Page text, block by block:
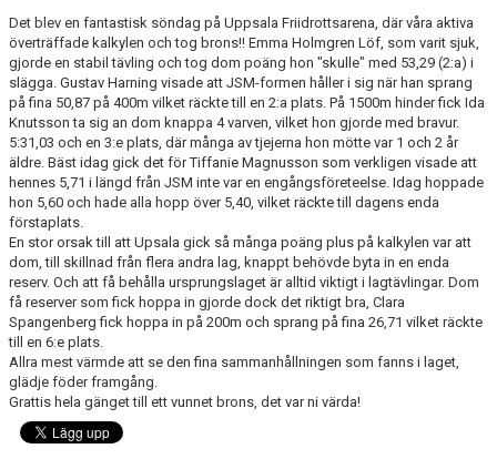
STATISTIK
Det blev en fantastisk söndag på Uppsala Friidrottsarena, där våra aktiva
överträffade kalkylen och tog brons!! Emma Holmgren Löf, som varit sjuk,
gjorde en stabil tävling och tog dom poäng hon "skulle" med 53,29 (2:a) i
slägga. Gustav Harning visade att JSM-formen håller i sig när han sprang
på fina 50,87 på 400m vilket räckte till en 2:a plats. På 1500m hinder fick Ida
Knutsson ta sig an dom knappa 4 varven, vilket hon gjorde med bravur.
5:31,03 och en 3:e plats, där många av tjejerna hon mötte var 1 och 2 år
äldre. Bäst idag gick det för Tiffanie Magnusson som verkligen visade att
hennes 5,71 i längd från JSM inte var en engångsföreteelse. Idag hoppade
hon 5,60 och hade alla hopp över 5,40, vilket räckte till dagens enda
förstaplats.
En stor orsak till att Upsala gick så många poäng plus på kalkylen var att
dom, till skillnad från flera andra lag, knappt behövde byta in en enda
reserv. Och att få behålla ursprungslaget är alltid viktigt i lagtävlingar. Dom
få reserver som fick hoppa in gjorde dock det riktigt bra, Clara
Spangenberg fick hoppa in på 200m och sprang på fina 26,71 vilket räckte
till en 6:e plats.
Allra mest värmde att se den fina sammanhållningen som fanns i laget,
glädje föder framgång.
Grattis hela gänget till ett vunnet brons, det var ni värda!